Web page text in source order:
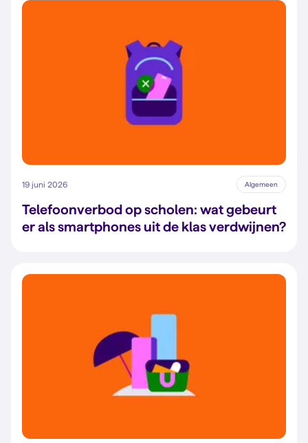
19 juni 2026 Algemeen
Telefoonverbod op scholen: wat gebeurt
er als smartphones uit de klas verdwijnen?